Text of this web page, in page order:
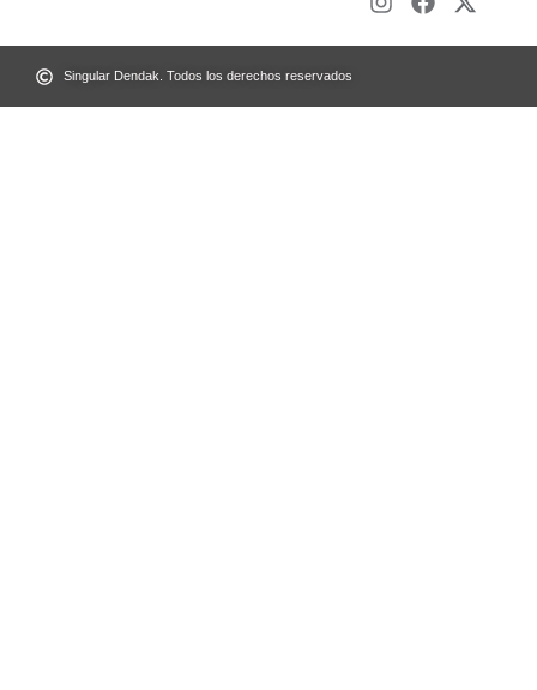
Singular Dendak. Todos los derechos reservados